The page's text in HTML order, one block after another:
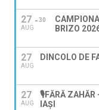
27
AUG
30
BRIZO
27
AUG
DINCOLO DE
27
AUG
🎙️FĂRĂ ZAHĂR
IAŞI